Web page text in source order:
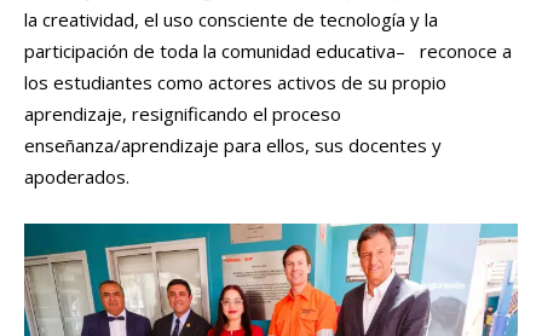
la creatividad, el uso consciente de tecnología y la
participación de toda la comunidad educativa– reconoce a
los estudiantes como actores activos de su propio
aprendizaje, resignificando el proceso
enseñanza/aprendizaje para ellos, sus docentes y
apoderados.